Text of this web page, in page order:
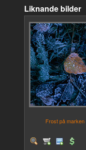
Liknande bilder
Frost på marken